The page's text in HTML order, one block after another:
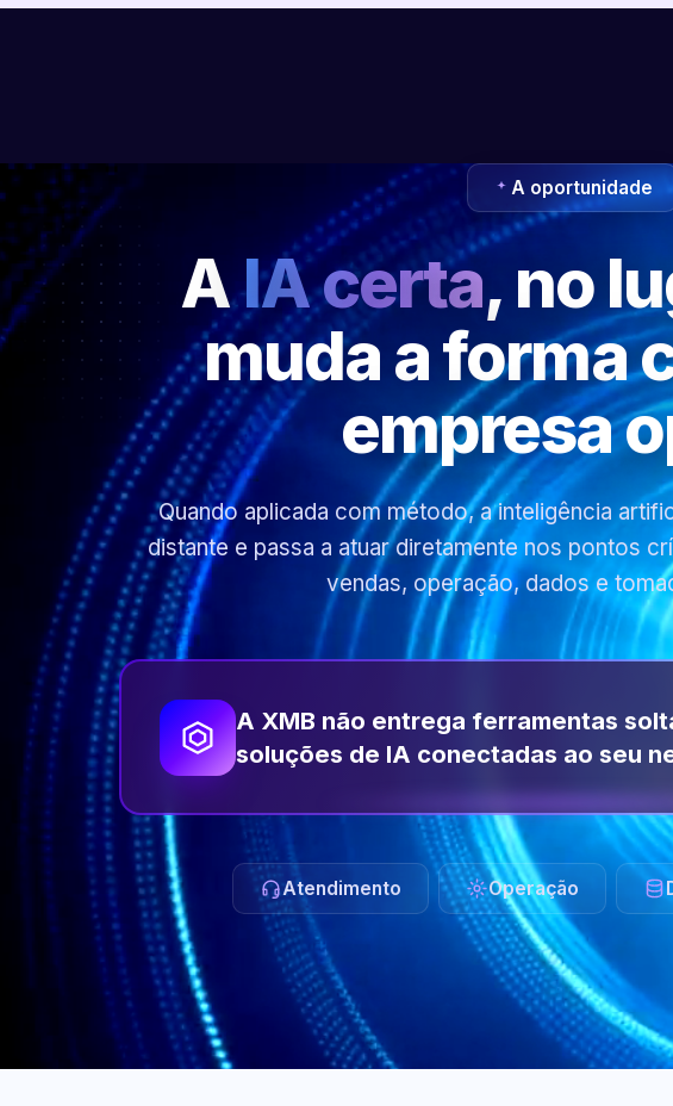
A oportunidade
AIA certa, no
muda a forma
empresa
Quando aplicada com método, a inteligência
distante e passa a atuar diretamente nos pontos
vendas, operação, dados e
A XMB não entrega ferramentas
soluções de IA conectadas ao seu
Atendimento Operação